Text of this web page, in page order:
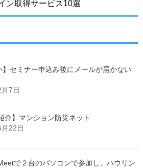
ン取得サービス10選
】セミナー申込み後にメールが届かない
7日
介】マンション防災ネット
22日
で２台のパソコンで参加し、ハウリン